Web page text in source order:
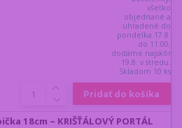
všetko
objednané a
uhradené do
pondelka 17.8.
do 11:00,
dodáme najskôr
19.8. v stredu.
Skladom 10 ks
Pridať do košíka
18cm – KRIŠŤÁLOVÝ PORTÁL